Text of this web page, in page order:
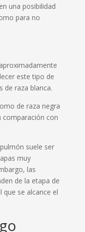
una posibilidad
para no
este tipo de
de raza blanca.
de raza negra
comparación con
suele ser
muy
las
de la etapa de
se alcance el